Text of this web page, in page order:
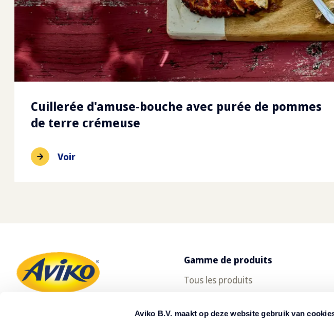
Aviko B.V. maakt op deze website gebruik van
Cuillerée d'amuse-bouche avec purée de pommes
de terre crémeuse
Voir
Gamme de produits
Tous les produits